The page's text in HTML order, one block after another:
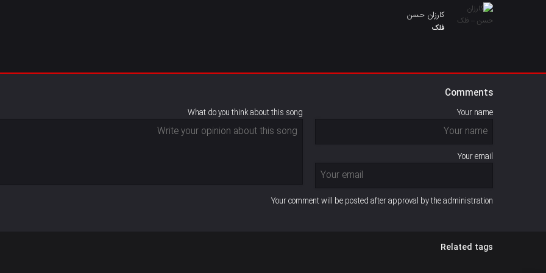
کارزان حسن
فلک
Comments
Your name
Your email
What do you think about this song
Your comment will be posted after approval by the administration
Related tags